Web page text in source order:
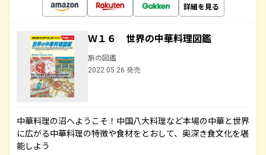
詳細を見る
Ｗ１６ 世界の中華料理図鑑
旅の図鑑
2022.05.26 発売
中華料理の沼へようこそ！中国八大料理など本場の中華と世界
に広がる中華料理の特徴や食材をとおして、奥深き食文化を堪
能しよう